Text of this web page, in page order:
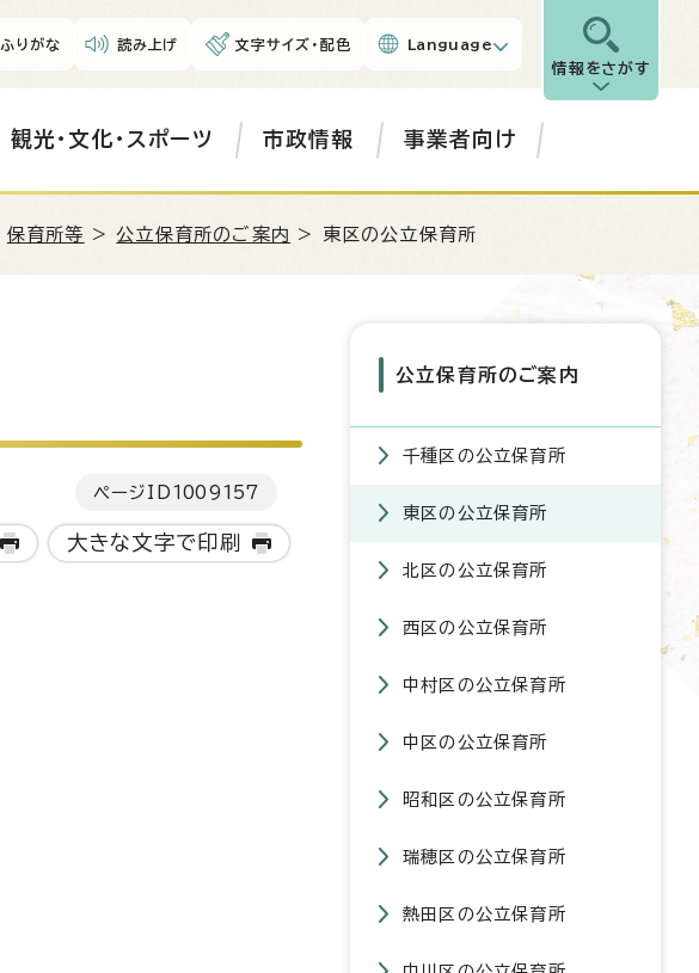
ふりがな 読み上げ 文字サイズ・配色 Language
情報をさがす
観光・文化・スポーツ 市政情報 事業者向け
保育所等 >公立保育所のご案内 > 東区の公立保育所
ページID 1009157
大きな文字で印刷
公立保育所のご案内
千種区の公立保育所
東区の公立保育所
北区の公立保育所
西区の公立保育所
中村区の公立保育所
中区の公立保育所
昭和区の公立保育所
瑞穂区の公立保育所
熱田区の公立保育所